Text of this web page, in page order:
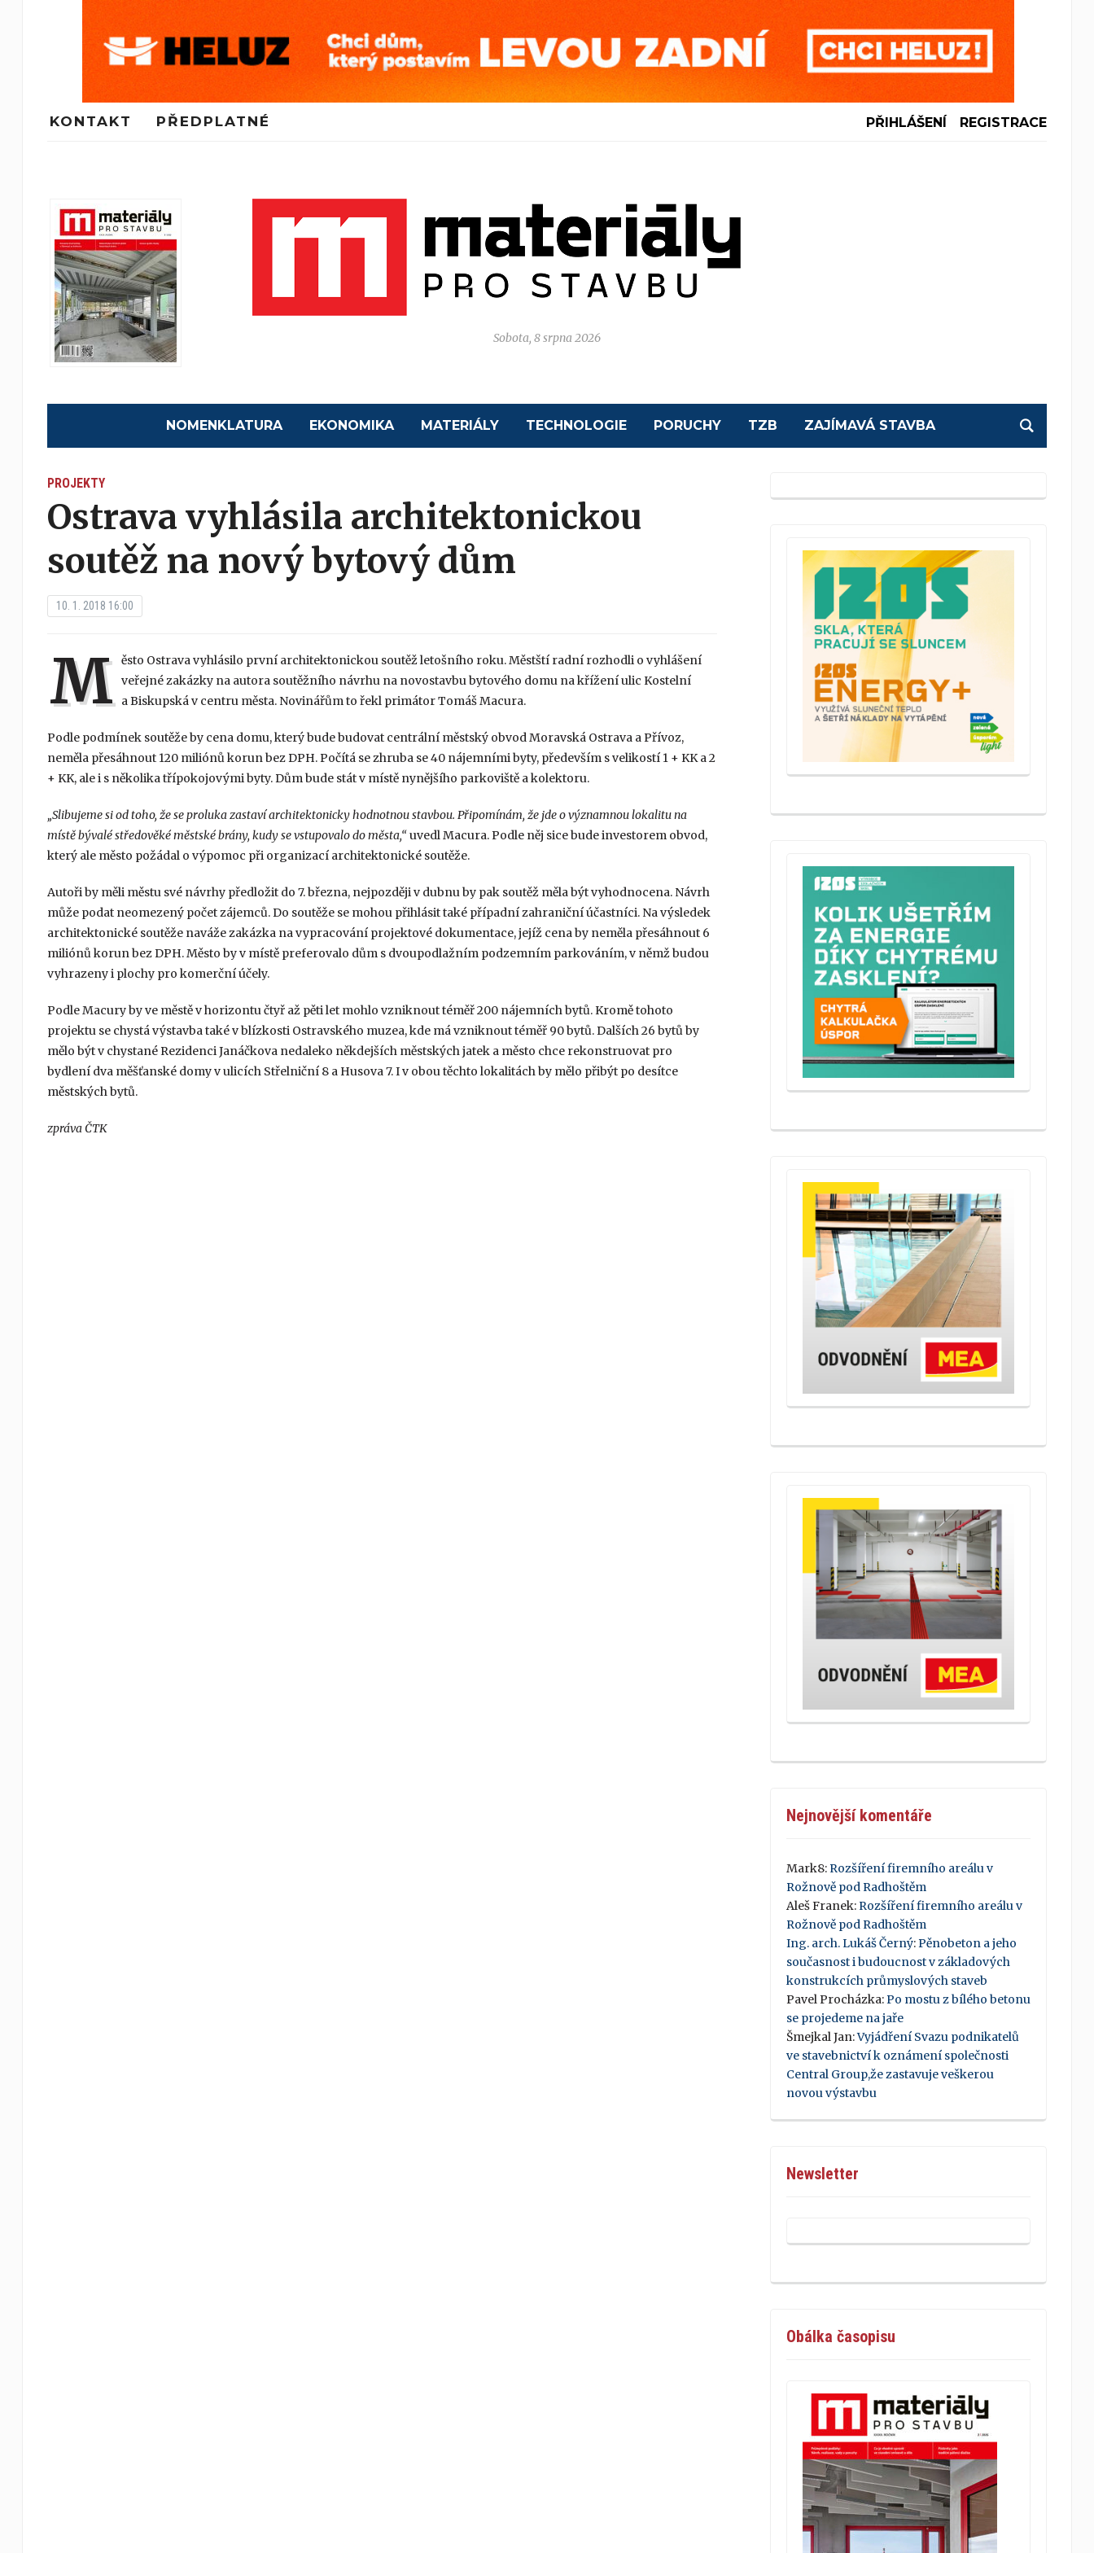
KONTAKT PŘEDPLATNÉ PŘIHLÁŠENÍ REGISTRACE
Sobota, 8 srpna 2026
NOMENKLATURA EKONOMIKA MATERIÁLY TECHNOLOGIE PORUCHY TZB ZAJÍMAVÁ STAVBA
PROJEKTY
Ostrava vyhlásila architektonickou
soutěž na nový bytový dům
10. 1. 2018 16:00
M ěsto Ostrava vyhlásilo první architektonickou soutěž letošního roku. Městští radní rozhodli o vyhlášení
veřejné zakázky na autora soutěžního návrhu na novostavbu bytového domu na křížení ulic Kostelní
a Biskupská v centru města. Novinářům to řekl primátor Tomáš Macura.
Podle podmínek soutěže by cena domu, který bude budovat centrální městský obvod Moravská Ostrava a Přívoz,
neměla přesáhnout 120 miliónů korun bez DPH. Počítá se zhruba se 40 nájemními byty, především s velikostí 1 + KK a 2
+ KK, ale i s několika třípokojovými byty. Dům bude stát v místě nynějšího parkoviště a kolektoru.
„Slibujeme si od toho, že se proluka zastaví architektonicky hodnotnou stavbou. Připomínám, že jde o významnou lokalitu na
místě bývalé středověké městské brány, kudy se vstupovalo do města,“ uvedl Macura. Podle něj sice bude investorem obvod,
který ale město požádal o výpomoc při organizací architektonické soutěže.
Autoři by měli městu své návrhy předložit do 7. března, nejpozději v dubnu by pak soutěž měla být vyhodnocena. Návrh
může podat neomezený počet zájemců. Do soutěže se mohou přihlásit také případní zahraniční účastníci. Na výsledek
architektonické soutěže naváže zakázka na vypracování projektové dokumentace, jejíž cena by neměla přesáhnout 6
miliónů korun bez DPH. Město by v místě preferovalo dům s dvoupodlažním podzemním parkováním, v němž budou
vyhrazeny i plochy pro komerční účely.
Podle Macury by ve městě v horizontu čtyř až pěti let mohlo vzniknout téměř 200 nájemních bytů. Kromě tohoto
projektu se chystá výstavba také v blízkosti Ostravského muzea, kde má vzniknout téměř 90 bytů. Dalších 26 bytů by
mělo být v chystané Rezidenci Janáčkova nedaleko někdejších městských jatek a město chce rekonstruovat pro
bydlení dva měšťanské domy v ulicích Střelniční 8 a Husova 7. I v obou těchto lokalitách by mělo přibýt po desítce
městských bytů.
zpráva ČTK
Nejnovější komentáře
Mark8:Rozšíření firemního areálu v
Rožnově pod Radhoštěm
Aleš Franek:Rozšíření firemního areálu v
Rožnově pod Radhoštěm
Ing. arch. Lukáš Černý:Pěnobeton a jeho
současnost i budoucnost v základových
konstrukcích průmyslových staveb
Pavel Procházka:Po mostu z bílého betonu
se projedeme na jaře
Šmejkal Jan:Vyjádření Svazu podnikatelů
ve stavebnictví k oznámení společnosti
Central Group,že zastavuje veškerou
novou výstavbu
Newsletter
Obálka časopisu